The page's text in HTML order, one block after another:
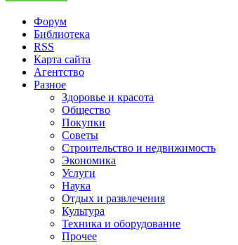
Форум
Библиотека
RSS
Карта сайта
Агентство
Разное
Здоровье и красота
Общество
Покупки
Советы
Строительство и недвижимость
Экономика
Услуги
Наука
Отдых и развлечения
Культура
Техника и оборудование
Прочее